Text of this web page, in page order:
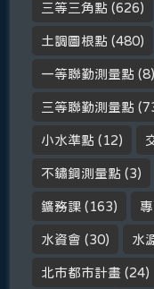
三等三角點 (626)
土調圖根點 (480)
一等聯勤測量點 (8)
三等聯勤測量點
小水準點 (12)
不鏽鋼測量點 (3)
鑛務課 (163)
水資會 (30) 水
北市都市計畫 (24)